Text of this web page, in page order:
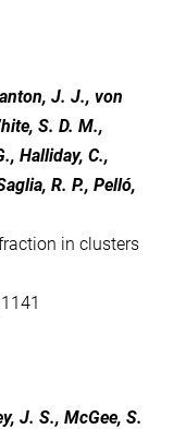
J. J., von
S. D. M.,
Halliday, C.,
R. P., Pelló,
in clusters
J. S., McGee, S.